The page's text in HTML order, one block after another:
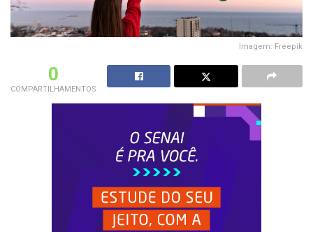
Imagem: Freepik
0
COMPARTILHAMENTOS